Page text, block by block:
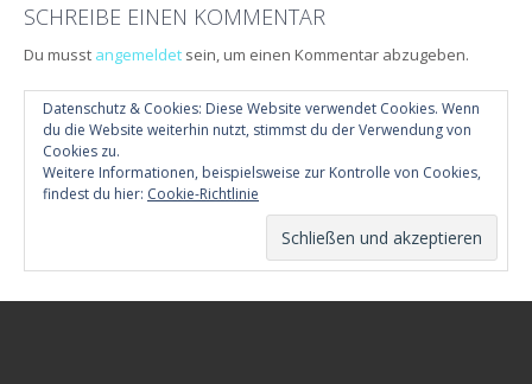
SCHREIBE EINEN KOMMENTAR
Du musst angemeldet sein, um einen Kommentar abzugeben.
Datenschutz & Cookies: Diese Website verwendet Cookies. Wenn
du die Website weiterhin nutzt, stimmst du der Verwendung von
Cookies zu.
Weitere Informationen, beispielsweise zur Kontrolle von Cookies,
findest du hier: Cookie-Richtlinie